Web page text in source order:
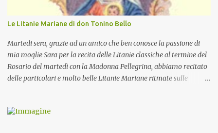
Le Litanie Mariane di don Tonino Bello
Martedi sera, grazie ad un amico che ben conosce la passione di
mia moglie Sara per la recita delle Litanie classiche al termine del
Rosario del martedì con la Madonna Pellegrina, abbiamo recitato
delle particolari e molto belle Litanie Mariane ritmate sulle
preghiera.